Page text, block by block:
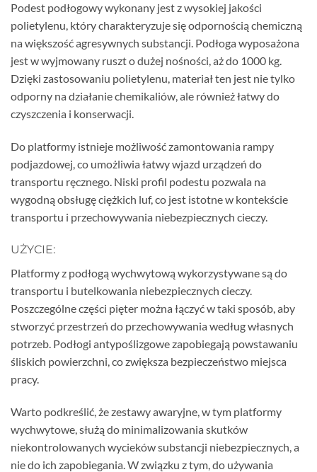
Podest podłogowy wykonany jest z wysokiej jakości
polietylenu, który charakteryzuje się odpornością chemiczną
na większość agresywnych substancji. Podłoga wyposażona
jest w wyjmowany ruszt o dużej nośności, aż do 1000 kg.
Dzięki zastosowaniu polietylenu, materiał ten jest nie tylko
odporny na działanie chemikaliów, ale również łatwy do
czyszczenia i konserwacji.
Do platformy istnieje możliwość zamontowania rampy
podjazdowej, co umożliwia łatwy wjazd urządzeń do
transportu ręcznego. Niski profil podestu pozwala na
wygodną obsługę ciężkich luf, co jest istotne w kontekście
transportu i przechowywania niebezpiecznych cieczy.
UŻYCIE:
Platformy z podłogą wychwytową wykorzystywane są do
transportu i butelkowania niebezpiecznych cieczy.
Poszczególne części pięter można łączyć w taki sposób, aby
stworzyć przestrzeń do przechowywania według własnych
potrzeb. Podłogi antypoślizgowe zapobiegają powstawaniu
śliskich powierzchni, co zwiększa bezpieczeństwo miejsca
pracy.
Warto podkreślić, że zestawy awaryjne, w tym platformy
wychwytowe, służą do minimalizowania skutków
niekontrolowanych wycieków substancji niebezpiecznych, a
nie do ich zapobiegania. W związku z tym, do używania